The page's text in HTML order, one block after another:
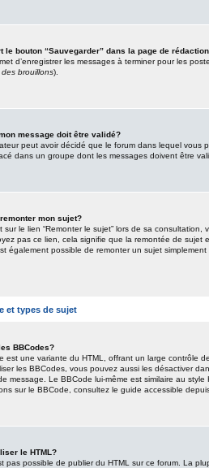
le bouton “Sauvegarder” dans la page de
d’enregistrer les messages à terminer pour les
brouillons).
message doit être validé?
peut avoir décidé que le forum dans lequel
dans un groupe dont les messages doivent être
mon sujet?
sur le lien “Remonter le sujet” lors de sa consultation,
pas ce lien, cela signifie que la remontée de sujet
également possible de remonter un sujet
et types de sujet
BBCodes?
est une variante du HTML, offrant un large contrôle
les BBCodes, vous pouvez aussi les désactiver
message. Le BBCode lui-même est similaire au
sur le BBCode, consultez le guide accessible
le HTML?
pas possible de publier du HTML sur ce forum. La